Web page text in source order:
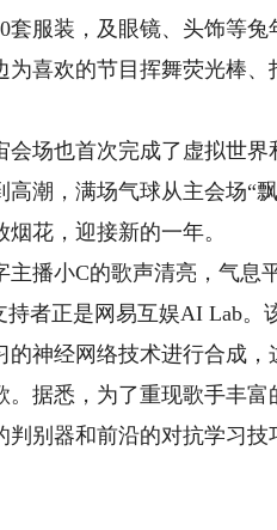
服装，及眼镜、头饰等兔
喜欢的节目挥舞荧光棒、
场也首次完成了虚拟世界
潮，满场气球从主会场“
花，迎接新的一年。
播小C的歌声清亮，气息
者正是网易互娱AI Lab。
神经网络技术进行合成，
据悉，为了重现歌手丰富
别器和前沿的对抗学习技